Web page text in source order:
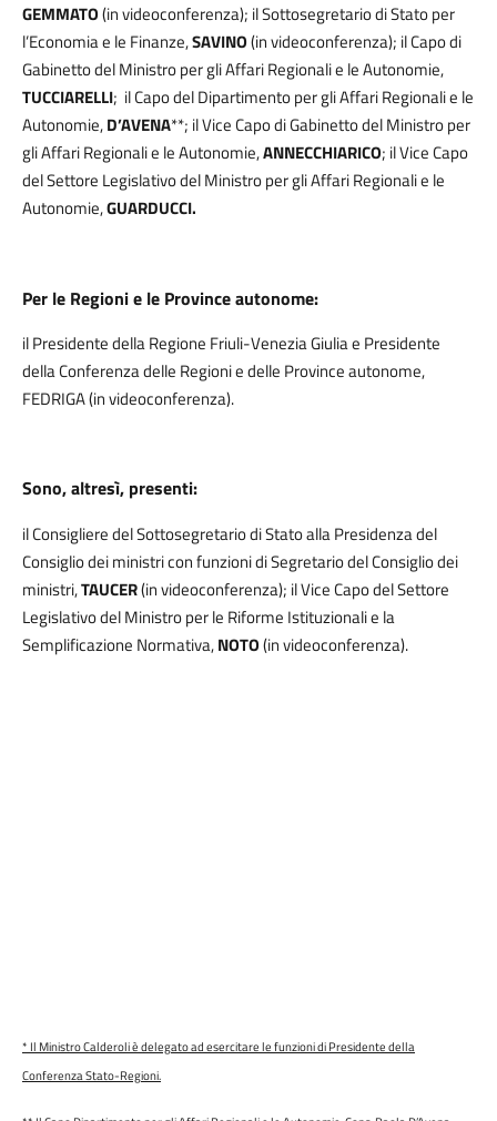
GEMMATO(in videoconferenza); il Sottosegretario di Stato per
l’Economia e le Finanze,SAVINO(in videoconferenza); il Capo di
Gabinetto del Ministro per gli Affari Regionali e le Autonomie,
TUCCIARELLI; il Capo del Dipartimento per gli Affari Regionali e le
Autonomie,D’AVENA**; il Vice Capo di Gabinetto del Ministro per
gli Affari Regionali e le Autonomie,ANNECCHIARICO; il Vice Capo
del Settore Legislativo del Ministro per gli Affari Regionali e le
Autonomie,GUARDUCCI.
Per le Regioni e le Province autonome:
il Presidente della Regione Friuli-Venezia Giulia e Presidente
della Conferenza delle Regioni e delle Province autonome,
FEDRIGA (in videoconferenza).
Sono, altresì, presenti:
il Consiglieredel Sottosegretario di Stato alla Presidenza del
Consiglio dei ministri con funzioni di Segretario del Consiglio dei
ministri,TAUCER(in videoconferenza); il Vice Capo del Settore
Legislativo del Ministro per le Riforme Istituzionali e la
Semplificazione Normativa,NOTO(in videoconferenza).
* Il Ministro Calderoli è delegato ad esercitare le funzioni di Presidente della
Conferenza Stato-Regioni.